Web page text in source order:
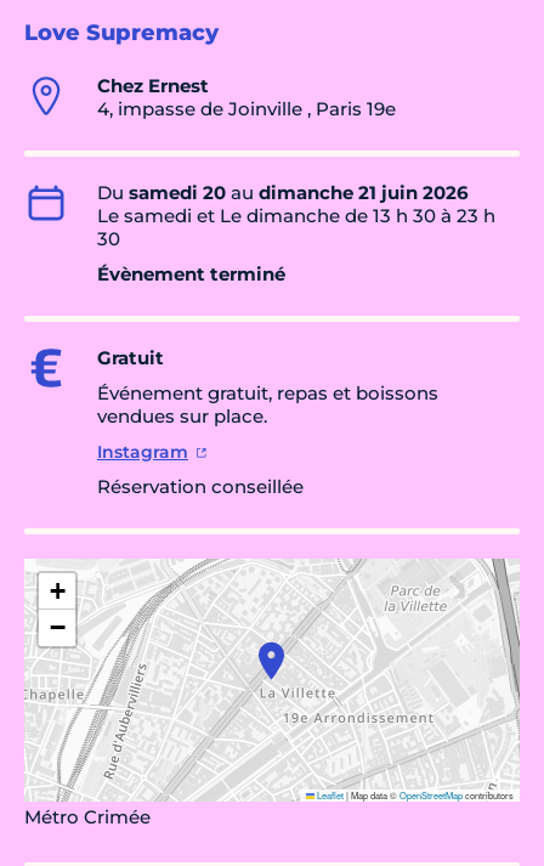
Love Supremacy
Chez Ernest
4, impasse de Joinville , Paris 19e
Du samedi 20 au dimanche 21 juin 2026
Le samedi et Le dimanche de 13 h 30 à 23 h
30
Évènement terminé
Gratuit
Événement gratuit, repas et boissons
vendues sur place.
Instagram
Réservation conseillée
+
−
Leaflet|Map data ©OpenStreetMapcontributors
Métro Crimée